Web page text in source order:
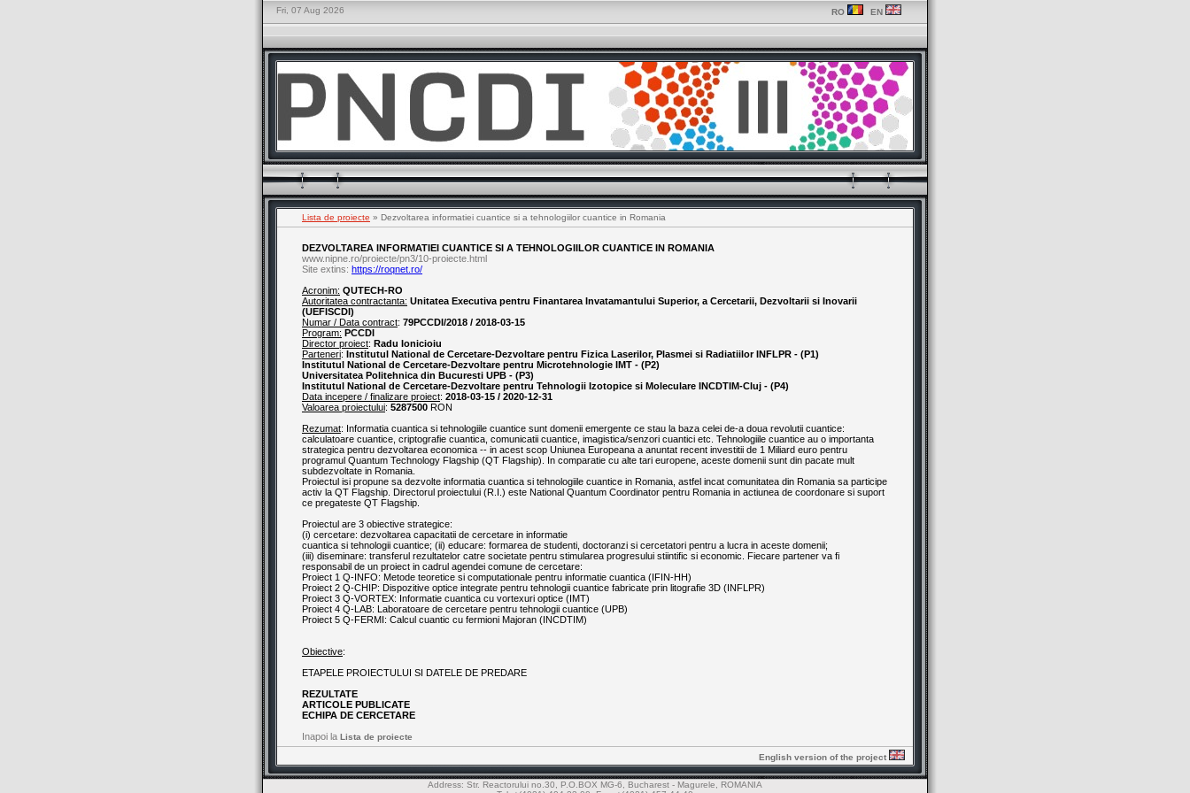
Fri, 07 Aug 2026 RO EN
Lista de proiecte » Dezvoltarea informatiei cuantice si a tehnologiilor cuantice in Romania
DEZVOLTAREA INFORMATIEI CUANTICE SI A TEHNOLOGIILOR CUANTICE IN ROMANIA
www.nipne.ro/proiecte/pn3/10-proiecte.html
Site extins: https://roqnet.ro/
Acronim: QUTECH-RO
Autoritatea contractanta: Unitatea Executiva pentru Finantarea Invatamantului Superior, a Cercetarii, Dezvoltarii si Inovarii
(UEFISCDI)
Numar / Data contract: 79PCCDI/2018 / 2018-03-15
Program: PCCDI
Director proiect: Radu Ionicioiu
Parteneri: Institutul National de Cercetare-Dezvoltare pentru Fizica Laserilor, Plasmei si Radiatiilor INFLPR - (P1)
Institutul National de Cercetare-Dezvoltare pentru Microtehnologie IMT - (P2)
Universitatea Politehnica din Bucuresti UPB - (P3)
Institutul National de Cercetare-Dezvoltare pentru Tehnologii Izotopice si Moleculare INCDTIM-Cluj - (P4)
Data incepere / finalizare proiect: 2018-03-15 / 2020-12-31
Valoarea proiectului: 5287500 RON
Rezumat: Informatia cuantica si tehnologiile cuantice sunt domenii emergente ce stau la baza celei de-a doua revolutii cuantice:
calculatoare cuantice, criptografie cuantica, comunicatii cuantice, imagistica/senzori cuantici etc. Tehnologiile cuantice au o importanta
strategica pentru dezvoltarea economica -- in acest scop Uniunea Europeana a anuntat recent investitii de 1 Miliard euro pentru
programul Quantum Technology Flagship (QT Flagship). In comparatie cu alte tari europene, aceste domenii sunt din pacate mult
subdezvoltate in Romania.
Proiectul isi propune sa dezvolte informatia cuantica si tehnologiile cuantice in Romania, astfel incat comunitatea din Romania sa participe
activ la QT Flagship. Directorul proiectului (R.I.) este National Quantum Coordinator pentru Romania in actiunea de coordonare si suport
ce pregateste QT Flagship.
Proiectul are 3 obiective strategice:
(i) cercetare: dezvoltarea capacitatii de cercetare in informatie
cuantica si tehnologii cuantice; (ii) educare: formarea de studenti, doctoranzi si cercetatori pentru a lucra in aceste domenii;
(iii) diseminare: transferul rezultatelor catre societate pentru stimularea progresului stiintific si economic. Fiecare partener va fi
responsabil de un proiect in cadrul agendei comune de cercetare:
Proiect 1 Q-INFO: Metode teoretice si computationale pentru informatie cuantica (IFIN-HH)
Proiect 2 Q-CHIP: Dispozitive optice integrate pentru tehnologii cuantice fabricate prin litografie 3D (INFLPR)
Proiect 3 Q-VORTEX: Informatie cuantica cu vortexuri optice (IMT)
Proiect 4 Q-LAB: Laboratoare de cercetare pentru tehnologii cuantice (UPB)
Proiect 5 Q-FERMI: Calcul cuantic cu fermioni Majoran (INCDTIM)
Obiective:
ETAPELE PROIECTULUI SI DATELE DE PREDARE
REZULTATE
ARTICOLE PUBLICATE
ECHIPA DE CERCETARE
Inapoi la Lista de proiecte
English version of the project
Address: Str. Reactorului no.30, P.O.BOX MG-6, Bucharest - Magurele, ROMANIA